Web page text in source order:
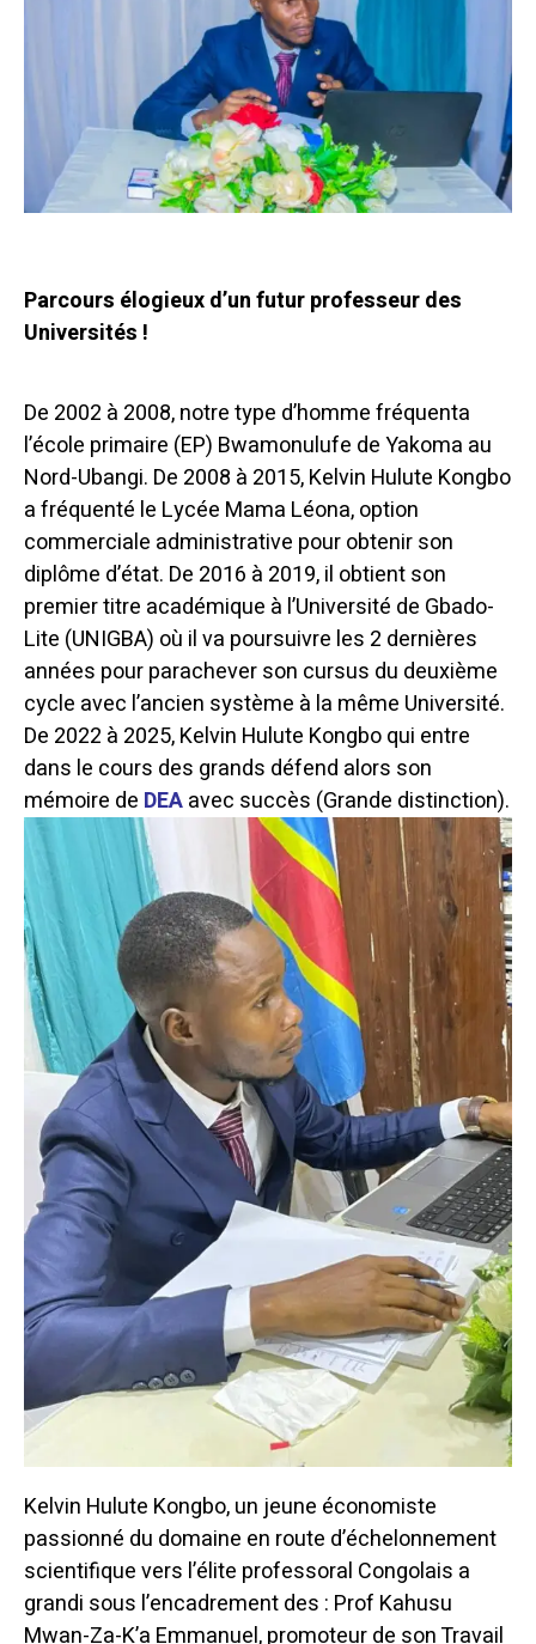
Parcours élogieux d’un futur professeur des
Universités !
De 2002 à 2008, notre type d’homme fréquenta
l’école primaire (EP) Bwamonulufe de Yakoma au
Nord-Ubangi. De 2008 à 2015, Kelvin Hulute Kongbo
a fréquenté le Lycée Mama Léona, option
commerciale administrative pour obtenir son
diplôme d’état. De 2016 à 2019, il obtient son
premier titre académique à l’Université de Gbado-
Lite (UNIGBA) où il va poursuivre les 2 dernières
années pour parachever son cursus du deuxième
cycle avec l’ancien système à la même Université.
De 2022 à 2025, Kelvin Hulute Kongbo qui entre
dans le cours des grands défend alors son
mémoire de DEAavec succès (Grande distinction).
Kelvin Hulute Kongbo, un jeune économiste
passionné du domaine en route d’échelonnement
scientifique vers l’élite professoral Congolais a
grandi sous l’encadrement des : Prof Kahusu
Mwan-Za-K’a Emmanuel, promoteur de son Travail